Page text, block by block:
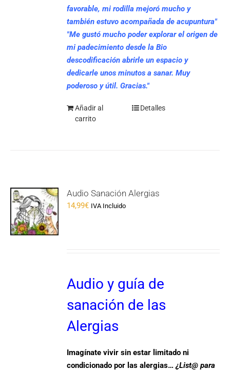
favorable, mi rodilla mejoró mucho y
también estuvo acompañada de acupuntura"
"Me gustó mucho poder explorar el origen de
mi padecimiento desde la Bio
descodificación abrirle un espacio y
dedicarle unos minutos a sanar. Muy
poderoso y útil. Gracias."
Añadir al
carrito
Detalles
Audio Sanación Alergias
14,99€ IVA Incluido
Audio y guía de
sanación de las
Alergias
Imagínate vivir sin estar limitado ni
condicionado por las alergias…¿List@ para